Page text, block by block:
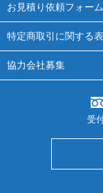
お見積り依頼フォーム
特定商取引に関する
協力会社募集
受